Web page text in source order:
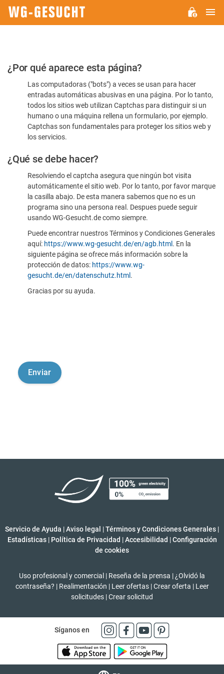
Por
favor,
confirme
humano
¿Por qué aparece esta página?
Las computadoras ("bots") a veces se usan para hacer
entradas automáticas abusivas en una página. Por lo tanto,
todos los sitios web utilizan Captchas para distinguir si un
humano o una máquina rellena un formulario, por ejemplo.
Captchas son fundamentales para proteger los sitios web y
los servicios.
¿Qué se debe hacer?
Resolviendo el captcha asegura que ningún bot visita
automáticamente el sitio web. Por lo tanto, por favor marque
la casilla abajo. De esta manera sabemos que no es un
programa sino una persona real. Despues puede seguir
usando WG-Gesucht.de como siempre.
Puede encontrar nuestros Términos y Condiciones Generales
aquí: https://www.wg-gesucht.de/en/agb.html . En la
siguiente página se ofrece más información sobre la
protección de datos: https://www.wg-
gesucht.de/en/datenschutz.html .
Gracias por su ayuda.
Servicio de Ayuda |Aviso legal |Términos y Condiciones Generales |
Estadísticas | Política de Privacidad | Accesibilidad | Configuración
de cookies
Uso profesional y comercial | Reseña de la prensa | ¿Olvidó la
contraseña? | Realimentación | Leer ofertas | Crear oferta | Leer
solicitudes |Crear solicitud
Síganos en